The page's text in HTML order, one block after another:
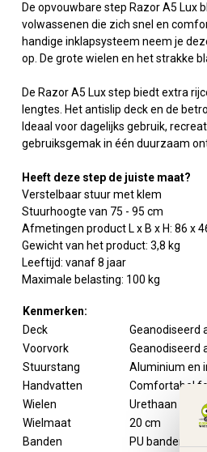
De opvouwbare step Razor A5 Lux
volwassenen die zich snel en
handige inklapsysteem neem je
op. De grote wielen en het strakke
De Razor A5 Lux step biedt extra
lengtes. Het antislip deck en de
Ideaal voor dagelijks gebruik,
gebruiksgemak in één duurzaam
Heeft deze step de juiste maat?
Verstelbaar stuur met klem
Stuurhoogte van 75 - 95 cm
Afmetingen product L x B x H: 86 x
Gewicht van het product: 3,8 kg
Leeftijd: vanaf 8 jaar
Maximale belasting: 100 kg
Kenmerken:
Deck
Geanodiseerd
Voorvork
Geanodiseerd
Stuurstang
Aluminium en
Handvatten
Comfortabel
Wielen
Urethaan
Wielmaat
20 cm
Banden
PU banden